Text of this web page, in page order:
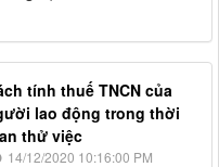
tính thuế TNCN của
lao động trong thời
thử việc
14/12/2020 10:16:00 PM